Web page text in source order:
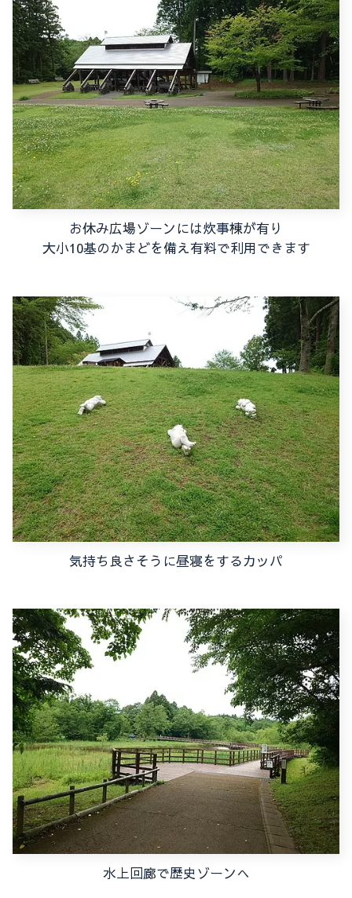
お休み広場ゾーンには炊事棟が有り
大小10基のかまどを備え有料で利用できます
気持ち良さそうに昼寝をするカッパ
水上回廊で歴史ゾーンへ